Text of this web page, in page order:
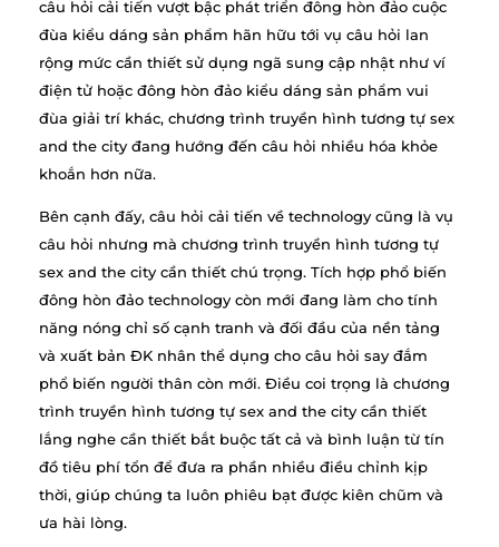
câu hỏi cải tiến vượt bậc phát triển đông hòn đảo cuộc
đùa kiểu dáng sản phẩm hãn hữu tới vụ câu hỏi lan
rộng mức cần thiết sử dụng ngã sung cập nhật như ví
điện tử hoặc đông hòn đảo kiểu dáng sản phẩm vui
đùa giải trí khác, chương trình truyền hình tương tự sex
and the city đang hướng đến câu hỏi nhiều hóa khỏe
khoắn hơn nữa.
Bên cạnh đấy, câu hỏi cải tiến về technology cũng là vụ
câu hỏi nhưng mà chương trình truyền hình tương tự
sex and the city cần thiết chú trọng. Tích hợp phổ biến
đông hòn đảo technology còn mới đang làm cho tính
năng nóng chỉ số cạnh tranh và đối đầu của nền tảng
và xuất bản ĐK nhân thể dụng cho câu hỏi say đắm
phổ biến người thân còn mới. Điều coi trọng là chương
trình truyền hình tương tự sex and the city cần thiết
lắng nghe cần thiết bắt buộc tất cả và bình luận từ tín
đồ tiêu phí tổn để đưa ra phần nhiều điều chỉnh kịp
thời, giúp chúng ta luôn phiêu bạt được kiên chũm và
ưa hài lòng.